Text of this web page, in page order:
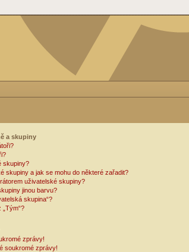
a skupiny
skupiny?
skupiny a jak se mohu do některé zařadit?
uživatelské skupiny?
jinou barvu?
skupina“?
zprávy!
soukromé zprávy!